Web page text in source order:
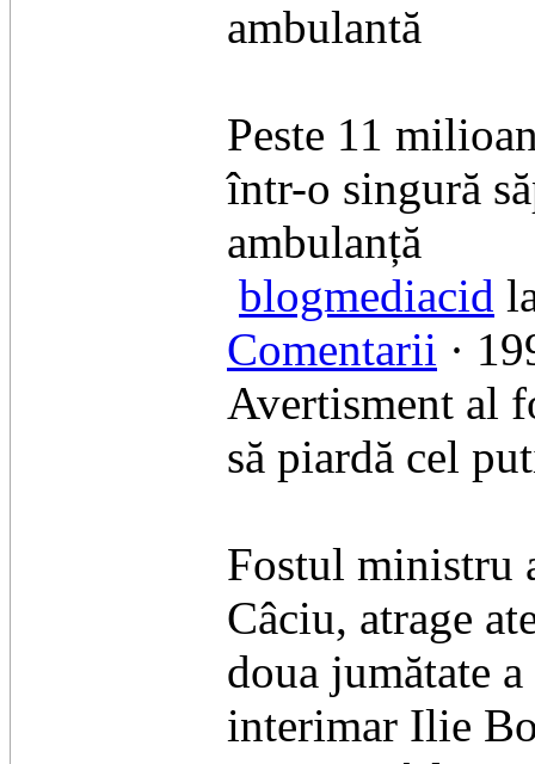
ambulantă
Peste 11
într-o singură
ambulanță
blogmediacid
Comentarii ·
Avertisment al
să piardă cel
Fostul ministru
Câciu, atrage
doua jumătate
interimar Ilie